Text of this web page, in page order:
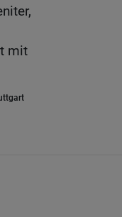
mit